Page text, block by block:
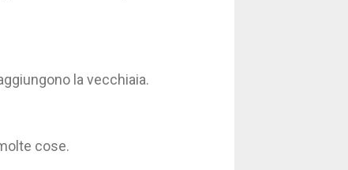
la vecchiaia.
cose.